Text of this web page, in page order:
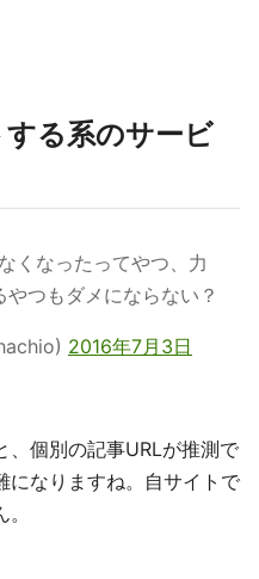
る系のサービ
くなったってやつ、力
つもダメにならない？
2016年7月3日
、個別の記事URLが推測で
になりますね。自サイトで